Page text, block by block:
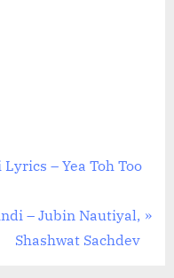
– Yea Toh Too
– Jubin Nautiyal,
Shashwat Sachdev